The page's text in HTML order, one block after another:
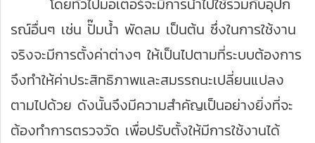
โดยทั่วไปมอเตอร์จะมีการนำไปใช้ร่วมกับอุปก
รณ์อื่นๆ เช่น ปั๊มน้ำ พัดลม เป็นต้น ซึ่งในการใช้งาน
จริงจะมีการตั้งค่าต่างๆ ให้เป็นไปตามที่ระบบต้องการ
จึงทำให้ค่าประสิทธิภาพและสมรรถนะเปลี่ยนแปลง
ตามไปด้วย ดังนั้นจึงมีความสำคัญเป็นอย่างยิ่งที่จะ
ต้องทำการตรวจวัด เพื่อปรับตั้งให้มีการใช้งานได้